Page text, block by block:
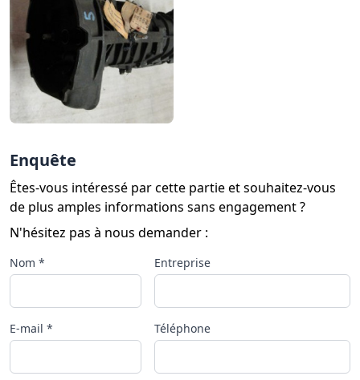
Enquête
Êtes-vous intéressé par cette partie et souhaitez-vous
de plus amples informations sans engagement ?
N'hésitez pas à nous demander :
Nom * Entreprise
E-mail * Téléphone